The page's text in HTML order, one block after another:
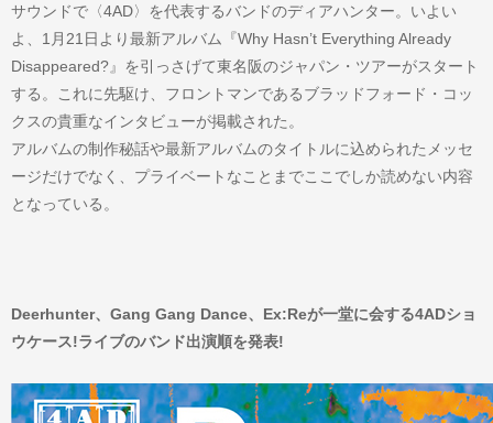
サウンドで〈4AD〉を代表するバンドのディアハンター。いよい
よ、1月21日より最新アルバム『Why Hasn’t Everything Already
Disappeared?』を引っさげて東名阪のジャパン・ツアーがスタート
する。これに先駆け、フロントマンであるブラッドフォード・コッ
クスの貴重なインタビューが掲載された。
アルバムの制作秘話や最新アルバムのタイトルに込められたメッセ
ージだけでなく、プライベートなことまでここでしか読めない内容
となっている。
Deerhunter、Gang Gang Dance、Ex:Reが一堂に会する4ADショ
ウケース!ライブのバンド出演順を発表!